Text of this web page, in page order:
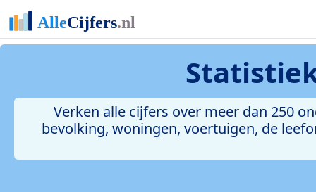
Verken alle cijfers over meer dan 250
bevolking, woningen, voertuigen, de